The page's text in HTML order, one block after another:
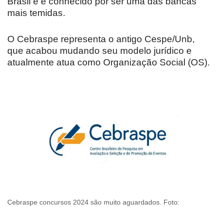
mais temidas.
O Cebraspe representa o antigo Cespe/Unb,
que acabou mudando seu modelo jurídico e
atualmente atua como Organização Social (OS).
Cebraspe concursos 2024 são muito aguardados. Foto: